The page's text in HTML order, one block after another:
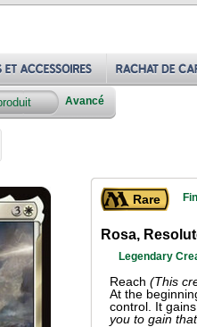
Avancé
Rare
Rosa,
Legendary
Reach (This
At the
control. It
you to gain